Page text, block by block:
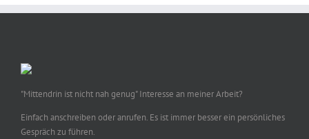
"Mittendrin ist nicht nah genug" Interesse an meiner Arbeit?
Einfach anschreiben oder anrufen. Es ist immer besser ein persönliches
Gespräch zu führen.